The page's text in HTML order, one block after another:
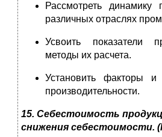
Рассмотреть динамику
различных отраслях
Усвоить показатели
методы их расчета.
Установить факторы
производительности.
15. Себестоимость
снижения себестоимости.